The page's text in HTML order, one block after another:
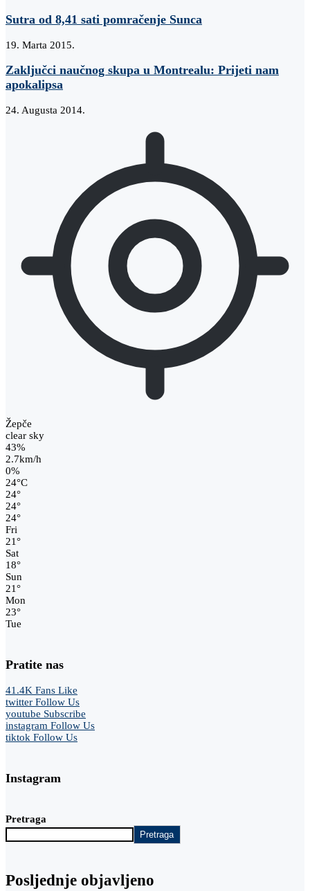
Sutra od 8,41 sati pomračenje Sunca
19. Marta 2015.
Zaključci naučnog skupa u Montrealu: Prijeti nam
apokalipsa
24. Augusta 2014.
Žepče
clear sky
43%
2.7km/h
0%
24°C
24°
24°
24°
Fri
21°
Sat
18°
Sun
21°
Mon
23°
Tue
Pratite nas
41.4K Fans Like
twitter Follow Us
youtube Subscribe
instagram Follow Us
tiktok Follow Us
Instagram
Pretraga
Pretraga
Posljednje objavljeno